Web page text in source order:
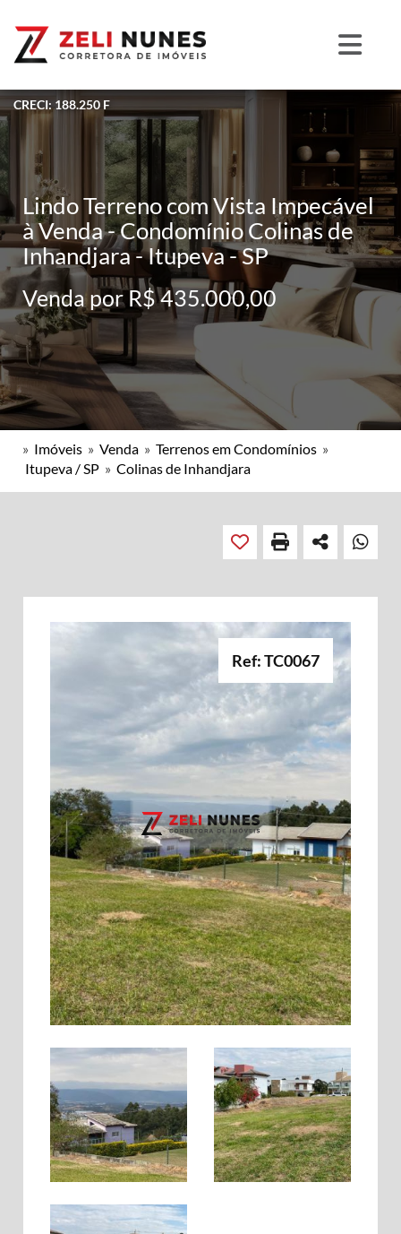
CRECI: 188.250 F
Lindo Terreno com Vista Impecável
à Venda - Condomínio Colinas de
Inhandjara - Itupeva - SP
Venda por R$ 435.000,00
» Imóveis » Venda » Terrenos em Condomínios »
Itupeva / SP » Colinas de Inhandjara
Ref: TC0067